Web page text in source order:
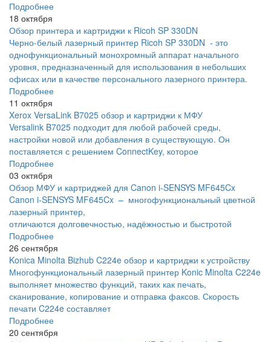
Подробнее
18 октября
Обзор принтера и картриджи к Ricoh SP 330DN
Черно-белый лазерный принтер Ricoh SP 330DN - это
однофункциональный монохромный аппарат начального
уровня, предназначенный для использования в небольших
офисах или в качестве персонального лазерного принтера.
Подробнее
11 октября
Xerox VersaLink B7025 обзор и картриджи к МФУ
Versalink B7025 подходит для любой рабочей среды,
настройки новой или добавления в существующую. Он
поставляется с решением ConnectKey, которое
Подробнее
03 октября
Обзор МФУ и картриджей для Canon i-SENSYS MF645Cx
Canon i-SENSYS MF645Cx – многофункциональный цветной
лазерный принтер,
отличаются долговечностью, надёжностью и быстротой
Подробнее
26 сентября
Konica Minolta Bizhub C224e обзор и картриджи к устройству
Многофункциональный лазерный принтер Konic Minolta C224e
выполняет множество функций, таких как печать,
сканирование, копирование и отправка факсов. Скорость
печати C224e составляет
Подробнее
20 сентября